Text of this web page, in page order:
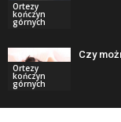
Ortezy
kończyn
górnych
Ortezy
kończyn
górnych
Czy